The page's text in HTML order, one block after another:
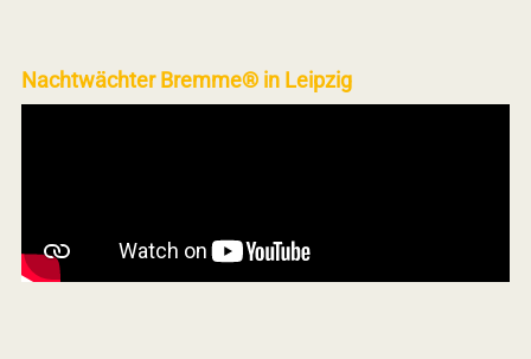
Nachtwächter Bremme® in Leipzig